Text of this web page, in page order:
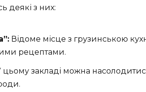
деякі з них:
Відоме місце з грузинською
рецептами.
цьому закладі можна